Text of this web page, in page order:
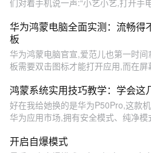
们对着手机说一声:“小艺小艺,打开手
华为鸿蒙电脑全面实测：流畅得
板
华为鸿蒙电脑官宣,爱范儿也第一时
板需要双击图标才能打开应用,而在屏
鸿蒙系统实用技巧教学：学会这
好在我给她换的是华为P50Pro,这款
华为应用市场,拥有安全模式、纯净
开启自爆模式